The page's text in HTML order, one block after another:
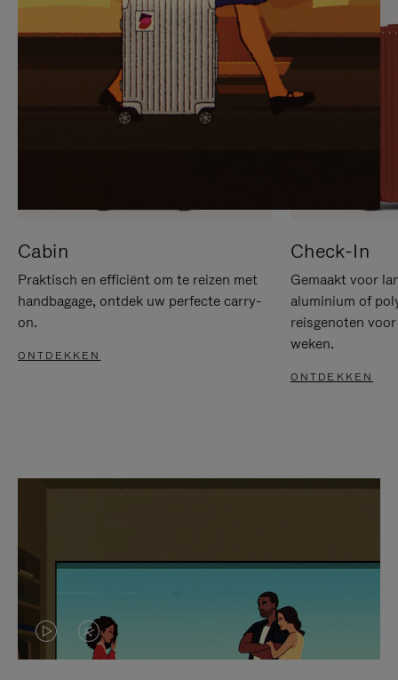
OM
HET
DEMPEN
OP
Cabin
Praktisch en efficiënt om te reizen met
handbagage, ontdek uw perfecte carry-
on.
ONTDEKKEN
Check-In
Gemaakt voor
aluminium of
reisgenoten
weken.
ONTDEKKEN
VIDEO
HET